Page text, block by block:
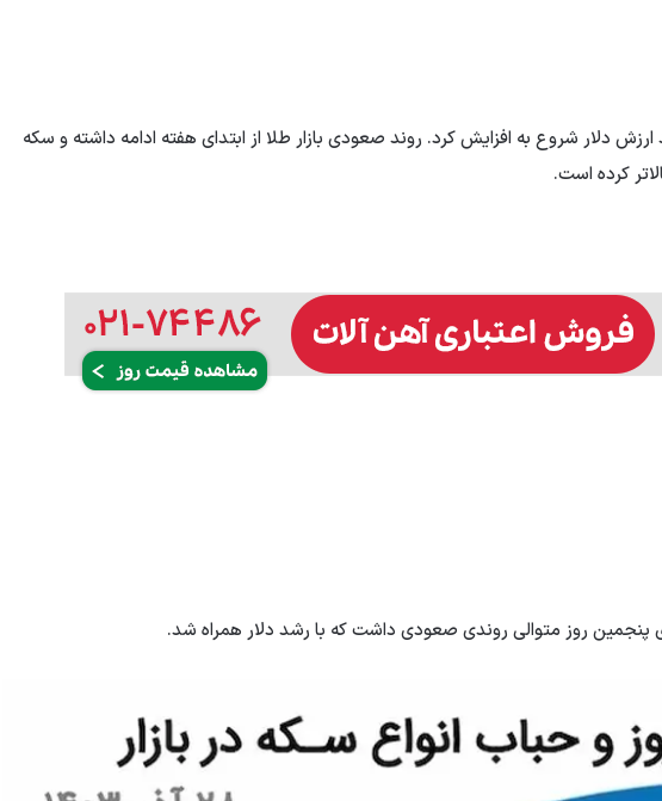
دلار شروع به افزایش کرد. روند صعودی بازار طلا از ابتدای هفته ادامه داشته و سکه
کرده است.
پنجمین روز متوالی روندی صعودی داشت که با رشد دلار همراه شد.